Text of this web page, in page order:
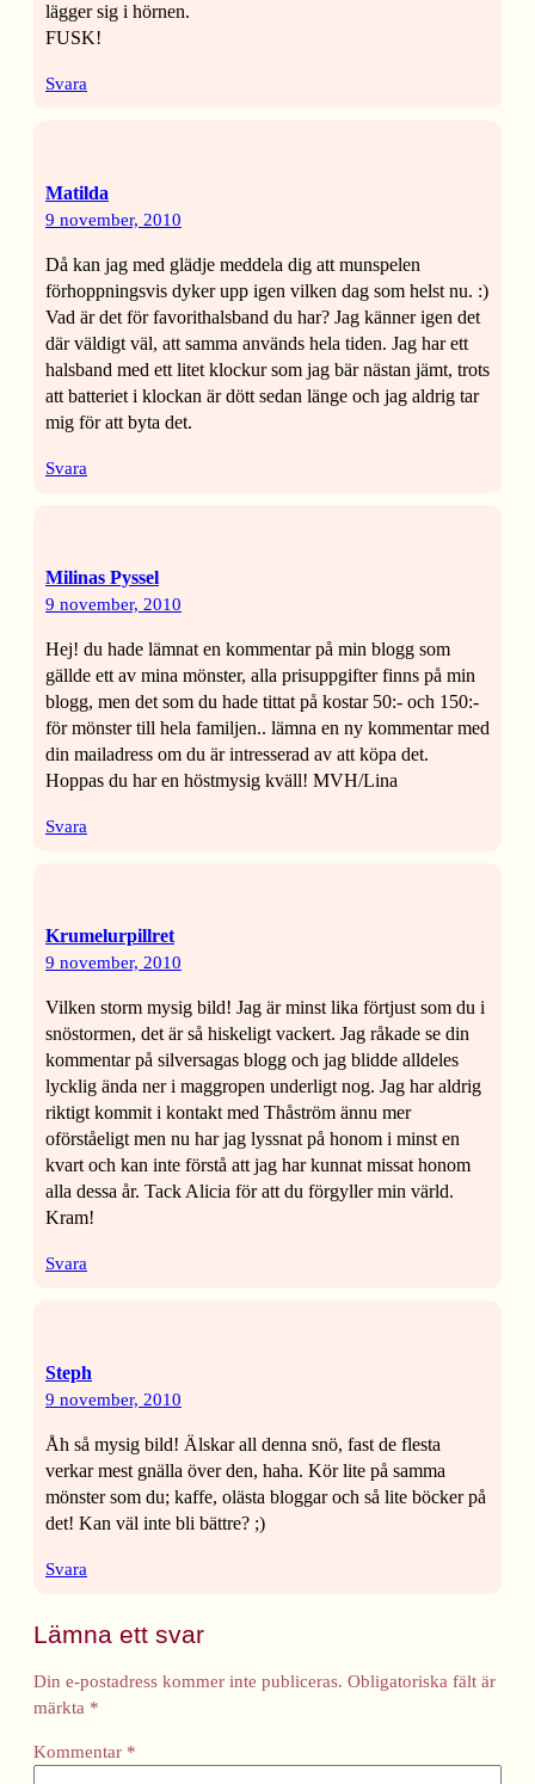
lägger sig i hörnen.
FUSK!
Svara
Matilda
9 november, 2010
Då kan jag med glädje meddela dig att munspelen
förhoppningsvis dyker upp igen vilken dag som helst nu. :)
Vad är det för favorithalsband du har? Jag känner igen det
där väldigt väl, att samma används hela tiden. Jag har ett
halsband med ett litet klockur som jag bär nästan jämt, trots
att batteriet i klockan är dött sedan länge och jag aldrig tar
mig för att byta det.
Svara
Milinas Pyssel
9 november, 2010
Hej! du hade lämnat en kommentar på min blogg som
gällde ett av mina mönster, alla prisuppgifter finns på min
blogg, men det som du hade tittat på kostar 50:- och 150:-
för mönster till hela familjen.. lämna en ny kommentar med
din mailadress om du är intresserad av att köpa det.
Hoppas du har en höstmysig kväll! MVH/Lina
Svara
Krumelurpillret
9 november, 2010
Vilken storm mysig bild! Jag är minst lika förtjust som du i
snöstormen, det är så hiskeligt vackert. Jag råkade se din
kommentar på silversagas blogg och jag blidde alldeles
lycklig ända ner i maggropen underligt nog. Jag har aldrig
riktigt kommit i kontakt med Thåström ännu mer
oförståeligt men nu har jag lyssnat på honom i minst en
kvart och kan inte förstå att jag har kunnat missat honom
alla dessa år. Tack Alicia för att du förgyller min värld.
Kram!
Svara
Steph
9 november, 2010
Åh så mysig bild! Älskar all denna snö, fast de flesta
verkar mest gnälla över den, haha. Kör lite på samma
mönster som du; kaffe, olästa bloggar och så lite böcker på
det! Kan väl inte bli bättre? ;)
Svara
Lämna ett svar
Din e-postadress kommer inte publiceras. Obligatoriska fält är
märkta *
Kommentar *